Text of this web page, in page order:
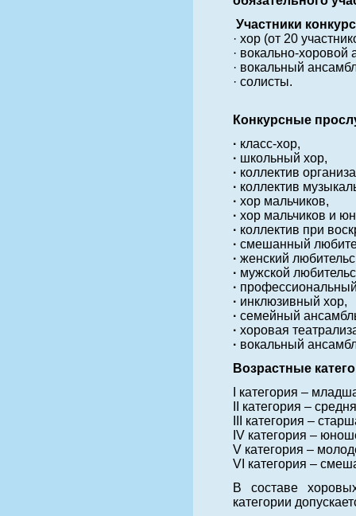
Участники
· хор (от 20
· вокально-хоровой
· вокальный
· солисты.
Конкурсные
· класс-хор,
· школьный хор,
· коллектив
· коллектив
· хор мальчиков,
· хор мальчиков и
· коллектив при
· смешанный
· женский
· мужской
·
· инклюзивный хор,
· семейный
· хоровая
· вокальный
Возрастные
I категория –
II категория –
III категория –
IV категория –
V категория –
VI категория –
В составе
категории